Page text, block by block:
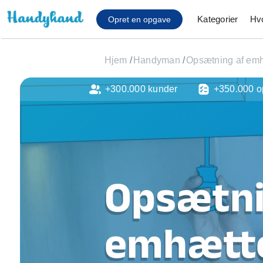
Opret en opgave Kategorier
Affaldsfjernelse
Gulvlaminering
Hårde hvidevare
Hjælp til mobil, pc, tv
Installation af ildsted
Møbelsamling og
Ophængning af
Hjem / Handyman /Opsætning af
+300.000 kunder +350.000